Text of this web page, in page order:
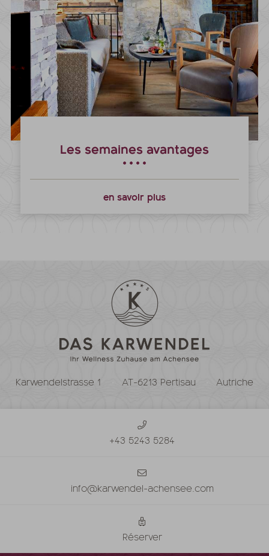
Les semaines avantages
en savoir plus
Karwendelstrasse 1 AT-6213 Pertisau Autriche
+43 5243 5284
info@karwendel-achensee.com
Réserver